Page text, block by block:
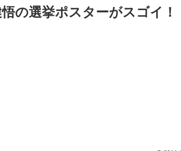
の選挙ポスターがスゴイ！